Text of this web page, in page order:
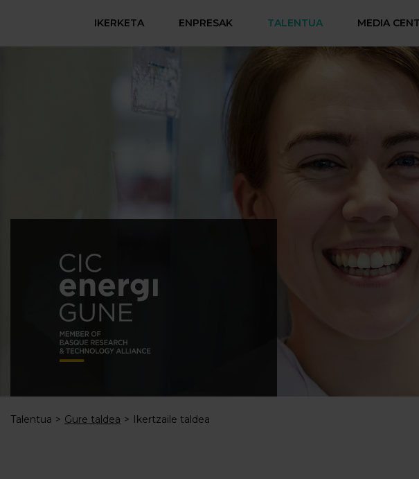
IKERKETA ENPRESAK TALENTUA MEDIA
Talentua Gure taldea Ikertzaile taldea